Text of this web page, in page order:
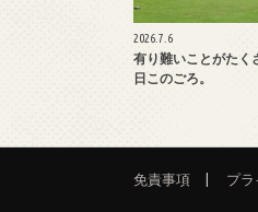
2026.7.6
有り難いことがたく
日このごろ。
免責事項 プ